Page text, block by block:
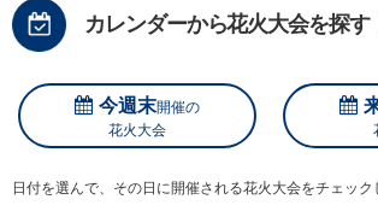
カレンダーから花火大会を探す
今週末開催の
花火大会
日付を選んで、その日に開催される花火大会をチェック